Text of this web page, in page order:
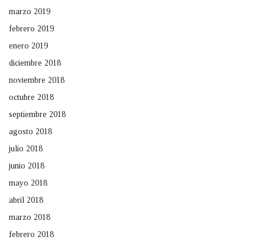
marzo 2019
febrero 2019
enero 2019
diciembre 2018
noviembre 2018
octubre 2018
septiembre 2018
agosto 2018
julio 2018
junio 2018
mayo 2018
abril 2018
marzo 2018
febrero 2018